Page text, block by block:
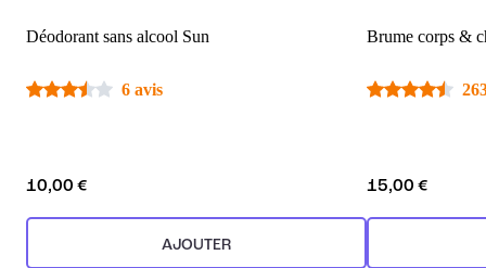
Déodorant sans alcool Sun
6 avis
10,00 €
AJOUTER
Brume corps &
15,00 €